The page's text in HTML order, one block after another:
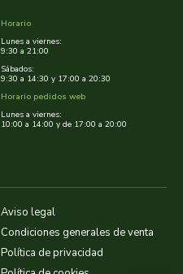
Aviso legal
Condiciones generales de venta
Política de privacidad
Horario
Lunes a viernes:
9:30 a 21:00
Sábados:
9:30 a 14:30 y 17:00 a 20:30
Horario pedidos web
Lunes a viernes:
10:00 a 14:00 y de 17:00 a 20:00